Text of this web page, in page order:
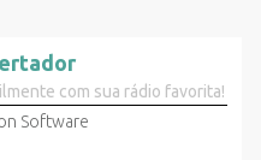
com sua rádio favorita!
Software